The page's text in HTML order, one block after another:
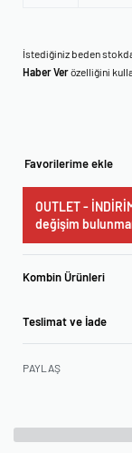
İstediğiniz beden
Haber Verözelliğini
Favorilerime ekle
OUTLET -
değişim
Kombin Ürünleri
Teslimat ve İade
PAYLAŞ